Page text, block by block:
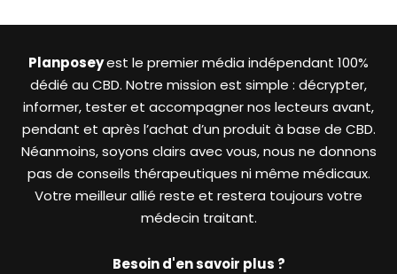
Planposeyest le premier média indépendant 100%
dédié au CBD. Notre mission est simple : décrypter,
informer, tester et accompagner nos lecteurs avant,
pendant et après l’achat d’un produit à base de CBD.
Néanmoins, soyons clairs avec vous, nous ne donnons
pas de conseils thérapeutiques ni même médicaux.
Votre meilleur allié reste et restera toujours votre
médecin traitant.
Besoin d'en savoir plus ?